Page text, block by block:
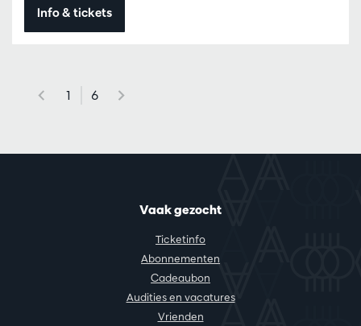
Info & tickets
1 6
Vaak gezocht
Ticketinfo
Abonnementen
Cadeaubon
Audities en vacatures
Vrienden